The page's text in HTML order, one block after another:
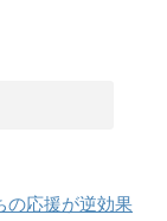
の応援が逆効果